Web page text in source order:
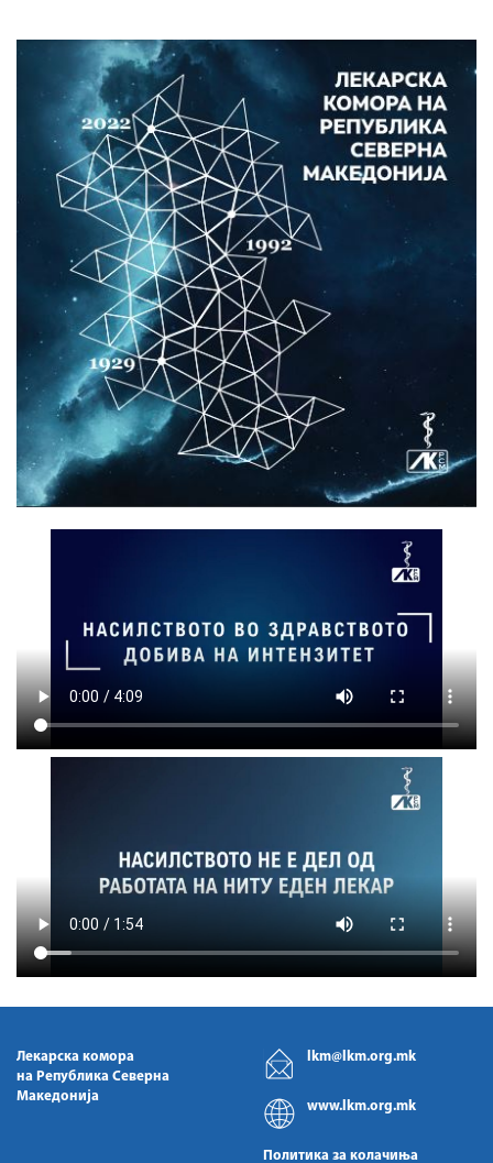
Лекарска комора
на Република Северна
Македонија
lkm@lkm.org.mk
www.lkm.org.mk
Политика за колачиња